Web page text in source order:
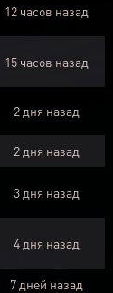
12 часов назад
15 часов назад
2 дня назад
2 дня назад
3 дня назад
4 дня назад
7 дней назад